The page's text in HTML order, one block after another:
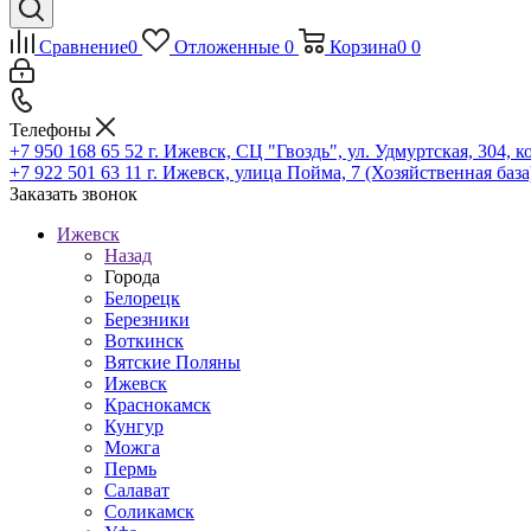
Сравнение0 Отложенные 0 Корзина0 0
Телефоны
+7 950 168 65 52 г. Ижевск, СЦ "Гвоздь", ул. Удмуртская, 304,
+7 922 501 63 11 г. Ижевск, улица Пойма, 7 (Хозяйственная
Заказать звонок
Ижевск
Назад
Города
Белорецк
Березники
Воткинск
Вятские Поляны
Ижевск
Краснокамск
Кунгур
Можга
Пермь
Салават
Соликамск